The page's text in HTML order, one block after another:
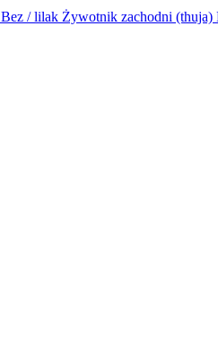
Bez / lilak Żywotnik zachodni (thuja)